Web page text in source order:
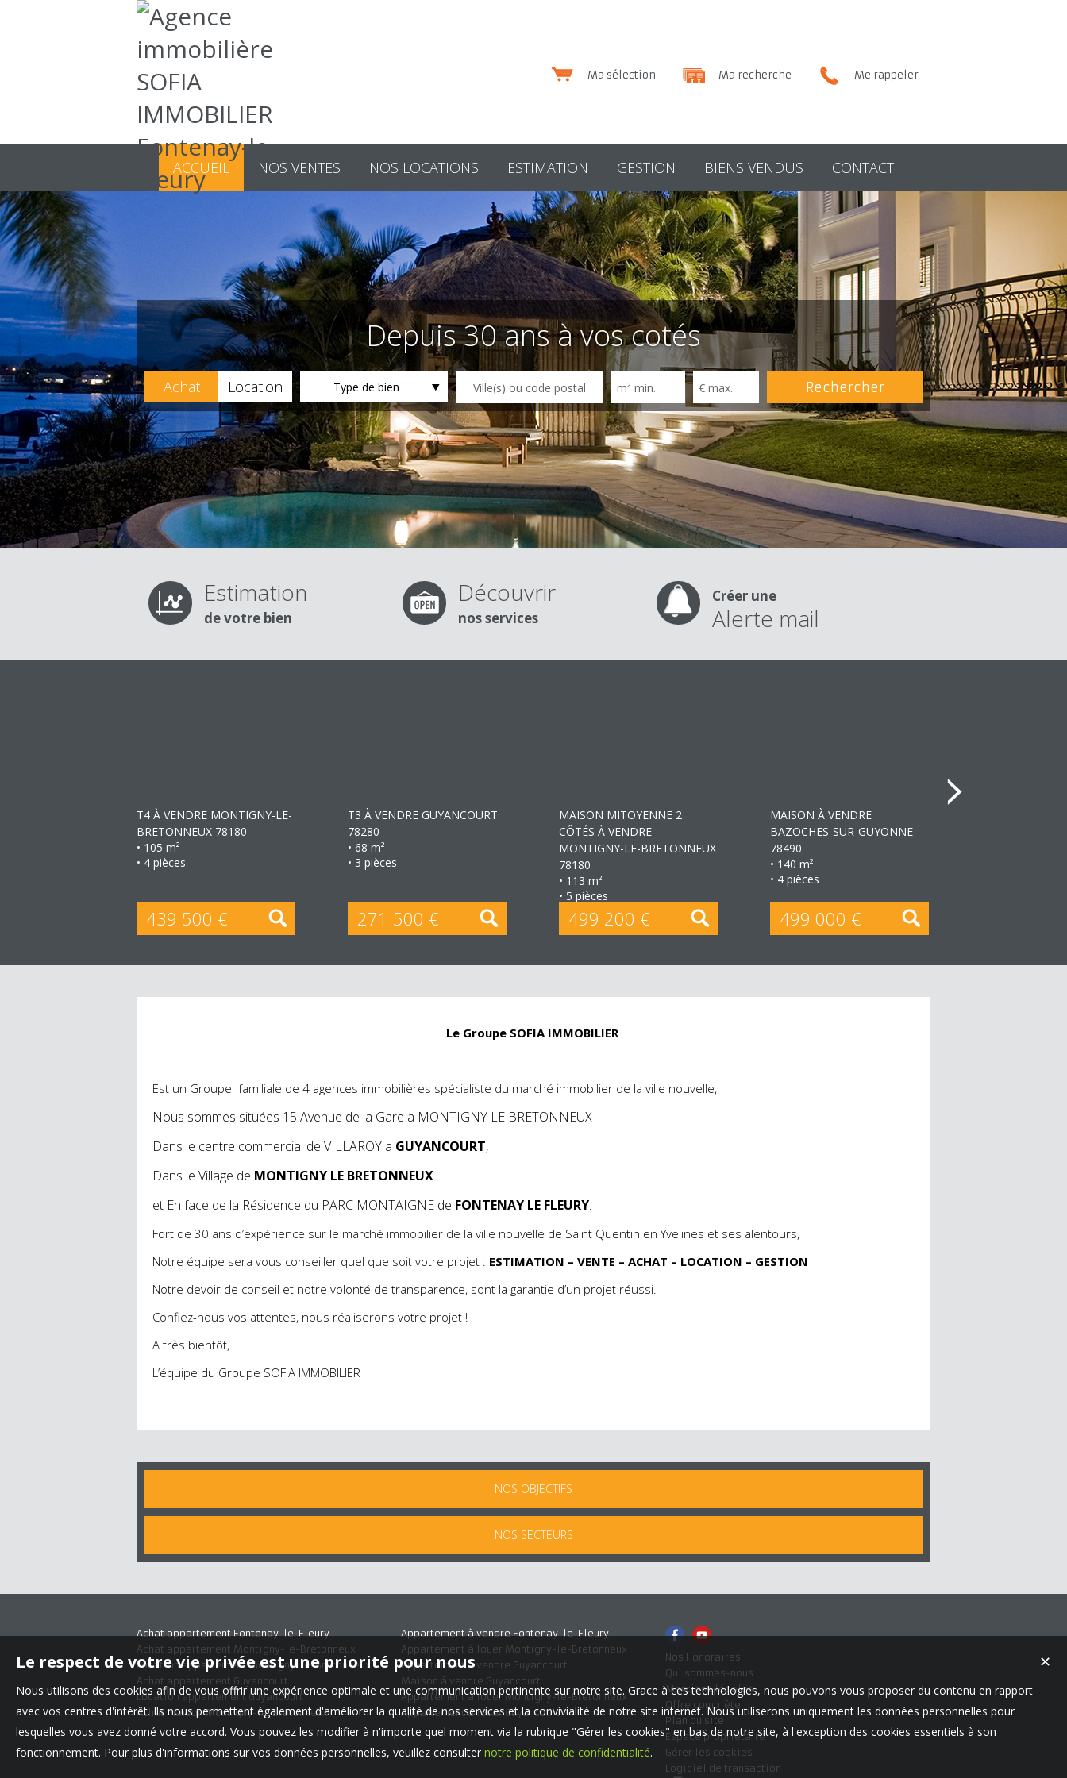
Me rappeler
Ma recherche
Ma sélection
ACCUEIL NOS VENTES NOS LOCATIONS ESTIMATION GESTION BIENS VENDUS CONTACT
Depuis 30 ans à vos cotés
Achat Location Type de bien
Estimation
de votre bien
Découvrir
nos services
Créer une
Alerte mail
+
T4 À VENDRE MONTIGNY-LE-
BRETONNEUX 78180
• 105 m²
• 4 pièces
439 500 €
+
T3 À VENDRE GUYANCOURT
78280
• 68 m²
• 3 pièces
271 500 €
+
MAISON MITOYENNE 2
CÔTÉS À VENDRE
MONTIGNY-LE-BRETONNEUX
78180
• 113 m²
• 5 pièces
499 200 €
+
MAISON À VENDRE
BAZOCHES-SUR-GUYONNE
78490
• 140 m²
• 4 pièces
499 000 €
Le Groupe SOFIA IMMOBILIER
Est un Groupe familiale de 4 agences immobilières spécialiste du marché immobilier de la ville nouvelle,
Nous sommes situées 15 Avenue de la Gare a MONTIGNY LE BRETONNEUX
Dans le centre commercial de VILLAROY a GUYANCOURT,
Dans le Village de MONTIGNY LE BRETONNEUX
et En face de la Résidence du PARC MONTAIGNE de FONTENAY LE FLEURY.
Fort de 30 ans d’expérience sur le marché immobilier de la ville nouvelle de Saint Quentin en Yvelines et ses alentours,
Notre équipe sera vous conseiller quel que soit votre projet : ESTIMATION – VENTE – ACHAT – LOCATION – GESTION
Notre devoir de conseil et notre volonté de transparence, sont la garantie d’un projet réussi.
Confiez-nous vos attentes, nous réaliserons votre projet !
A très bientôt,
L’équipe du Groupe SOFIA IMMOBILIER
NOS OBJECTIFS
NOS SECTEURS
Achat appartement Fontenay-le-Fleury
Achat appartement Montigny-le-Bretonneux
Location appartement Montigny-le-Bretonneux
Achat appartement Guyancourt
Location appartement Guyancourt
Achat maison Montigny-le-Bretonneux
Appartement à vendre Fontenay-le-Fleury
Appartement à louer Montigny-le-Bretonneux
Appartement à vendre Guyancourt
Maison à vendre Guyancourt
Appartement à louer Montigny-le-Bretonneux
Appartement à louer Guyancourt
Nos Honoraires
Qui sommes-nous
Mentions légales
Offre complète
Plan du site
Espace propriétaire
Gérer les cookies
Logiciel de transaction
✕
Le respect de votre vie privée est une priorité pour nous
Nous utilisons des cookies afin de vous offrir une expérience optimale et une communication pertinente sur notre site. Grace à ces technologies, nous pouvons vous proposer du contenu en rapport
avec vos centres d'intérêt. Ils nous permettent également d'améliorer la qualité de nos services et la convivialité de notre site internet. Nous utiliserons uniquement les données personnelles pour
lesquelles vous avez donné votre accord. Vous pouvez les modifier à n'importe quel moment via la rubrique "Gérer les cookies" en bas de notre site, à l'exception des cookies essentiels à son
fonctionnement. Pour plus d'informations sur vos données personnelles, veuillez consulter notre politique de confidentialité.